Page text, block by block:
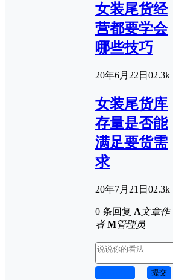
女装尾货经
营都要学会
哪些技巧
20年6月22日 02.3k
女装尾货库
存量是否能
满足要货需
求
20年7月21日 02.3k
0 条回复 A文章作
者 M管理员
提交